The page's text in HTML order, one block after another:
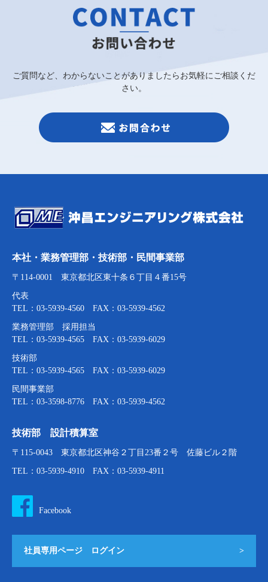
ご質問など、わからないことがありましたらお気軽にご相談くだ
さい。
本社・業務管理部・技術部・民間事業部
〒114-0001 東京都北区東十条６丁目４番15号
代表
TEL：03-5939-4560 FAX：03-5939-4562
業務管理部 採用担当
TEL：03-5939-4565 FAX：03-5939-6029
技術部
TEL：03-5939-4565 FAX：03-5939-6029
民間事業部
TEL：03-3598-8776 FAX：03-5939-4562
技術部 設計積算室
〒115-0043 東京都北区神谷２丁目23番２号 佐藤ビル２階
TEL：03-5939-4910 FAX：03-5939-4911
Facebook
社員専用ページ ログイン >